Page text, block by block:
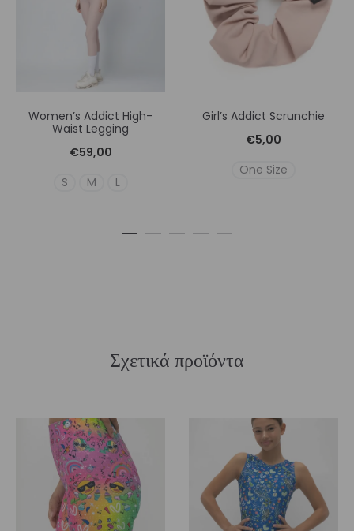
Women’s Addict High-
Waist Legging
€59,00
S
M L
Girl’s Addict Scrunchie
€5,00
One Size
Σχετικά προϊόντα